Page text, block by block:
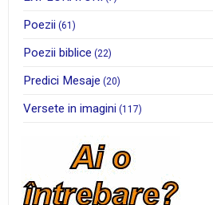
Poezii (61)
Poezii biblice (22)
Predici Mesaje (20)
Versete in imagini (117)